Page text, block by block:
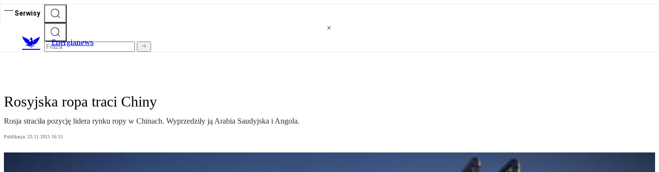
Serwisy
Energianews
Rosyjska ropa traci Chiny
Rosja straciła pozycję lidera rynku ropy w Chinach. Wyprzedziły ją Arabia Saudyjska i Angola.
Publikacja: 23.11.2015 16:13